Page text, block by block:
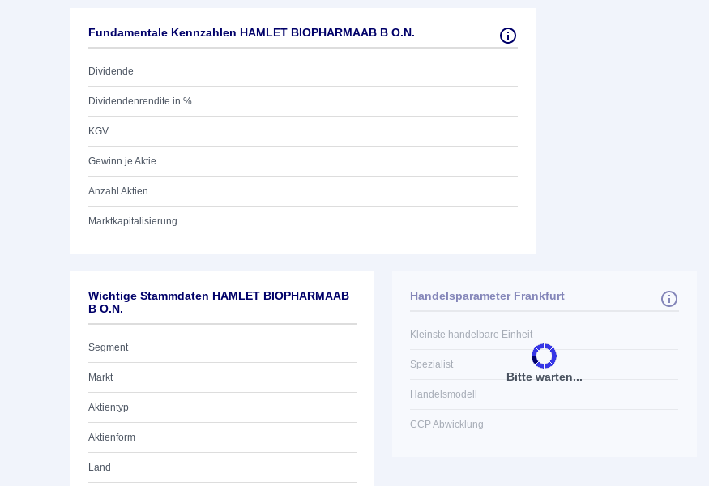
Fundamentale Kennzahlen HAMLET BIOPHARMAAB B O.N.
Dividende
Dividendenrendite in %
KGV
Gewinn je Aktie
Anzahl Aktien
Marktkapitalisierung
Wichtige Stammdaten HAMLET BIOPHARMAAB
B O.N.
Segment
Markt
Aktientyp
Aktienform
Land
Bitte warten...
Handelsparameter Frankfurt
Kleinste handelbare Einheit
Spezialist
Handelsmodell
CCP Abwicklung